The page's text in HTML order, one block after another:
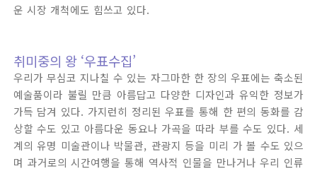
운 시장 개척에도 힘쓰고 있다.
취미중의 왕 ‘우표수집’
우리가 무심코 지나칠 수 있는 자그마한 한 장의 우표에는 축소된
예술품이라 불릴 만큼 아름답고 다양한 디자인과 유익한 정보가
가득 담겨 있다. 가지런히 정리된 우표를 통해 한 편의 동화를 감
상할 수도 있고 아름다운 동요나 가곡을 따라 부를 수도 있다. 세
계의 유명 미술관이나 박물관, 관광지 등을 미리 가 볼 수도 있으
며 과거로의 시간여행을 통해 역사적 인물을 만나거나 우리 인류